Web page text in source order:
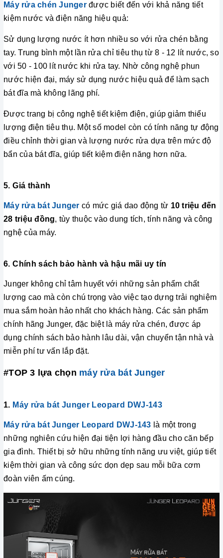
Máy rửa chén Jungerđược biết đến với khả năng tiết
kiệm nước và điện năng hiệu quả:
Sử dụng lượng nước ít hơn nhiều so với rửa chén bằng
tay. Trung bình một lần rửa chỉ tiêu thụ từ 8 - 12 lít nước, so
với 50 - 100 lít nước khi rửa tay. Nhờ công nghệ phun
nước hiện đại, máy sử dụng nước hiệu quả để làm sạch
bát đĩa mà không lãng phí.
Được trang bị công nghệ tiết kiệm điện, giúp giảm thiểu
lượng điện tiêu thụ. Một số model còn có tính năng tự động
điều chỉnh thời gian và lượng nước rửa dựa trên mức độ
bẩn của bát đĩa, giúp tiết kiệm điện năng hơn nữa.
5. Giá thành
Máy rửa bát Junger có mức giá dao động từ 10 triệu đến
28 triệu đồng, tùy thuộc vào dung tích, tính năng và công
nghệ của máy.
6. Chính sách bảo hành và hậu mãi uy tín
Junger không chỉ tâm huyết với những sản phẩm chất
lượng cao mà còn chú trọng vào việc tạo dựng trải nghiệm
mua sắm hoàn hảo nhất cho khách hàng. Các sản phẩm
chính hãng Junger, đặc biệt là máy rửa chén, được áp
dụng chính sách bảo hành lâu dài, vận chuyển tận nhà và
miễn phí tư vấn lắp đặt.
#TOP 3 lựa chọn máy rửa bát Junger
1. Máy rửa bát Junger Leopard DWJ-143
Máy rửa bát Junger Leopard DWJ-143 là một trong
những nghiên cứu hiện đại tiện lợi hàng đầu cho căn bếp
gia đình. Thiết bị sở hữu những tính năng ưu việt, giúp tiết
kiệm thời gian và công sức dọn dẹp sau mỗi bữa cơm
đoàn viên ấm cúng.